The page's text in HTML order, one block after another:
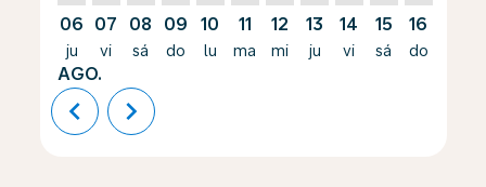
06
ju
AGO.
07
vi
08
sá
09
do
10
lu
11
ma
12
mi
13
ju
14
vi
15
sá
16
do
chevron_left chevron_right